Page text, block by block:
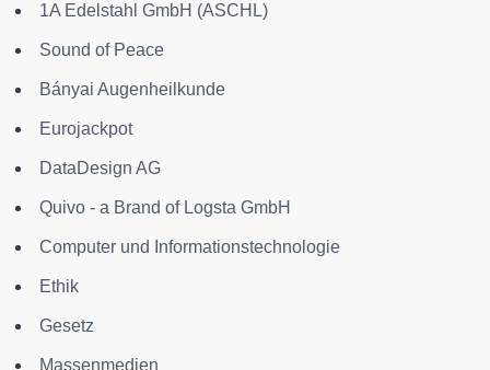
1A Edelstahl GmbH (ASCHL)
Sound of Peace
Bányai Augenheilkunde
Eurojackpot
DataDesign AG
Quivo - a Brand of Logsta GmbH
Computer und Informationstechnologie
Ethik
Gesetz
Massenmedien